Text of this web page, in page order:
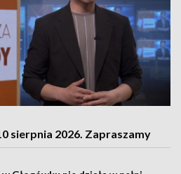
sierpnia 2026. Zapraszamy